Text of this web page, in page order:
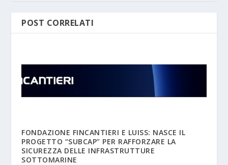
POST CORRELATI
FONDAZIONE FINCANTIERI E LUISS: NASCE IL
PROGETTO “SUBCAP” PER RAFFORZARE LA
SICUREZZA DELLE INFRASTRUTTURE
SOTTOMARINE